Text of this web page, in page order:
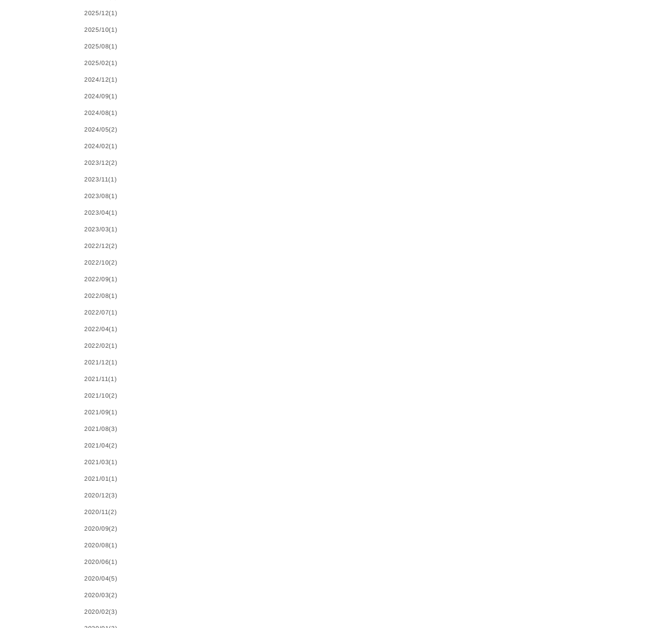
2025/12(1)
2025/10(1)
2025/08(1)
2025/02(1)
2024/12(1)
2024/09(1)
2024/08(1)
2024/05(2)
2024/02(1)
2023/12(2)
2023/11(1)
2023/08(1)
2023/04(1)
2023/03(1)
2022/12(2)
2022/10(2)
2022/09(1)
2022/08(1)
2022/07(1)
2022/04(1)
2022/02(1)
2021/12(1)
2021/11(1)
2021/10(2)
2021/09(1)
2021/08(3)
2021/04(2)
2021/03(1)
2021/01(1)
2020/12(3)
2020/11(2)
2020/09(2)
2020/08(1)
2020/06(1)
2020/04(5)
2020/03(2)
2020/02(3)